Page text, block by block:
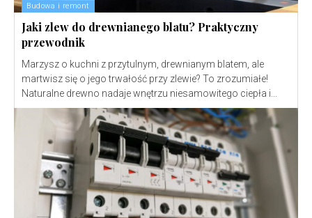
Budowa i remont
Jaki zlew do drewnianego blatu? Praktyczny
przewodnik
Marzysz o kuchni z przytulnym, drewnianym blatem, ale
martwisz się o jego trwałość przy zlewie? To zrozumiałe!
Naturalne drewno nadaje wnętrzu niesamowitego ciepła i...